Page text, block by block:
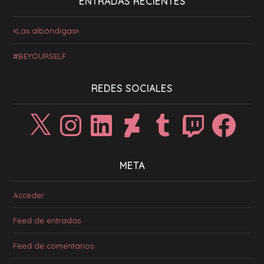
«Las albóndigas»
#BEYOURSELF
REDES SOCIALES
InstagramLinkedIn DeviantArtTumblr Twitch Facebook
META
Acceder
Feed de entradas
Feed de comentarios